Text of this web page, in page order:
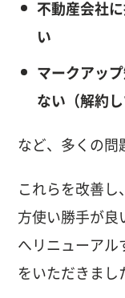
不動産会社
い
マークアッ
ない（解約し
など、多くの問
これらを改善し
方使い勝手が良
へリニューアル
をいただきまし